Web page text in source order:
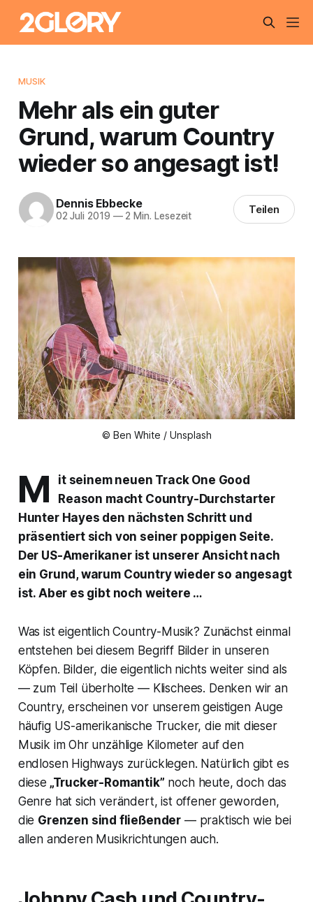
MUSIK
Mehr als ein guter
Grund, warum Country
wieder so angesagt ist!
Dennis Ebbecke
02 Juli 2019 —2 Min. Lesezeit Teilen
© Ben White / Unsplash
M it seinem neuen Track One Good
Reason macht Country-Durchstarter
Hunter Hayes den nächsten Schritt und
präsentiert sich von seiner poppigen Seite.
Der US-Amerikaner ist unserer Ansicht nach
ein Grund, warum Country wieder so angesagt
ist. Aber es gibt noch weitere …
Was ist eigentlich Country-Musik? Zunächst einmal
entstehen bei diesem Begriff Bilder in unseren
Köpfen. Bilder, die eigentlich nichts weiter sind als
— zum Teil überholte — Klischees. Denken wir an
Country, erscheinen vor unserem geistigen Auge
häufig US-amerikanische Trucker, die mit dieser
Musik im Ohr unzählige Kilometer auf den
endlosen Highways zurücklegen. Natürlich gibt es
diese „Trucker-Romantik” noch heute, doch das
Genre hat sich verändert, ist offener geworden,
die Grenzen sind fließender — praktisch wie bei
allen anderen Musikrichtungen auch.